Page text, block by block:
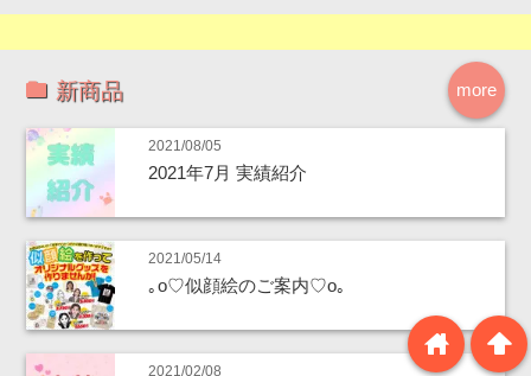
more
新商品
2021/08/05
2021年7月 実績紹介
2021/05/14
｡o♡似顔絵のご案内♡o｡
2021/02/08
arrowup
home